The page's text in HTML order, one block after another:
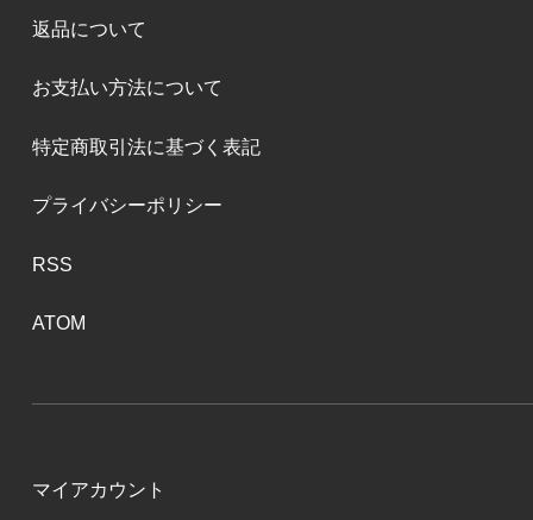
返品について
お支払い方法について
特定商取引法に基づく表記
プライバシーポリシー
RSS
ATOM
マイアカウント